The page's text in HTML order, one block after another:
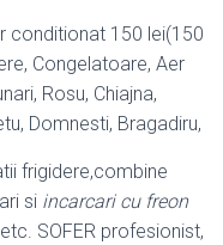
conditionat 150 lei(150
Congelatoare, Aer
Rosu, Chiajna,
Domnesti, Bragadiru,
frigidere,combine
si incarcari cu freon
SOFER profesionist,